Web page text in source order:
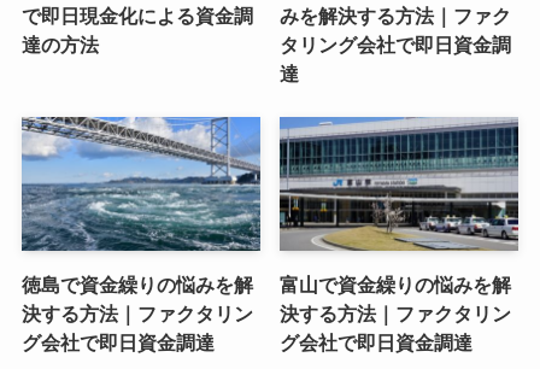
で即日現金化による資金調
達の方法
みを解決する方法｜ファク
タリング会社で即日資金調
達
徳島で資金繰りの悩みを解
決する方法｜ファクタリン
グ会社で即日資金調達
富山で資金繰りの悩みを解
決する方法｜ファクタリン
グ会社で即日資金調達